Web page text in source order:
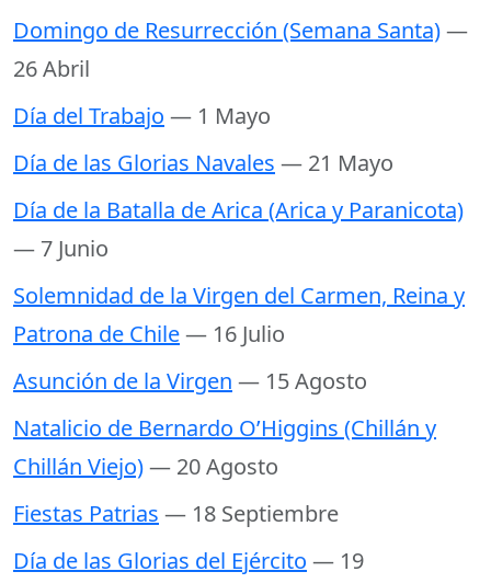
Domingo de Resurrección (Semana Santa)—
26 Abril
Día del Trabajo — 1 Mayo
Día de las Glorias Navales — 21 Mayo
Día de la Batalla de Arica (Arica y Paranicota)
— 7 Junio
Solemnidad de la Virgen del Carmen, Reina y
Patrona de Chile— 16 Julio
Asunción de la Virgen — 15 Agosto
Natalicio de Bernardo O’Higgins (Chillán y
Chillán Viejo)— 20 Agosto
Fiestas Patrias — 18 Septiembre
Día de las Glorias del Ejército — 19